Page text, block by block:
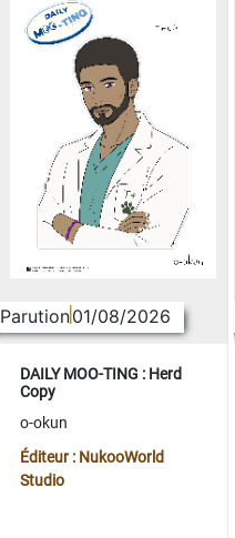
Parution01/08/2026
DAILY MOO-TING : Herd
Copy
o-okun
Éditeur : NukooWorld
Studio